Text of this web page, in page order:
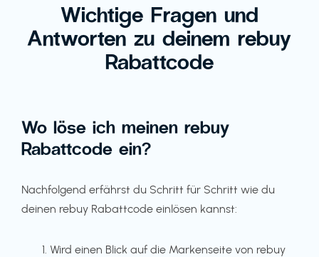
Wichtige Fragen und
Antworten zu deinem rebuy
Rabattcode
Wo löse ich meinen rebuy
Rabattcode ein?
Nachfolgend erfährst du Schritt für Schritt wie du
deinen rebuy Rabattcode einlösen kannst:
Wird einen Blick auf die Markenseite von rebuy